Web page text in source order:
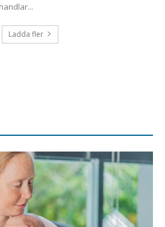
Ladda fler